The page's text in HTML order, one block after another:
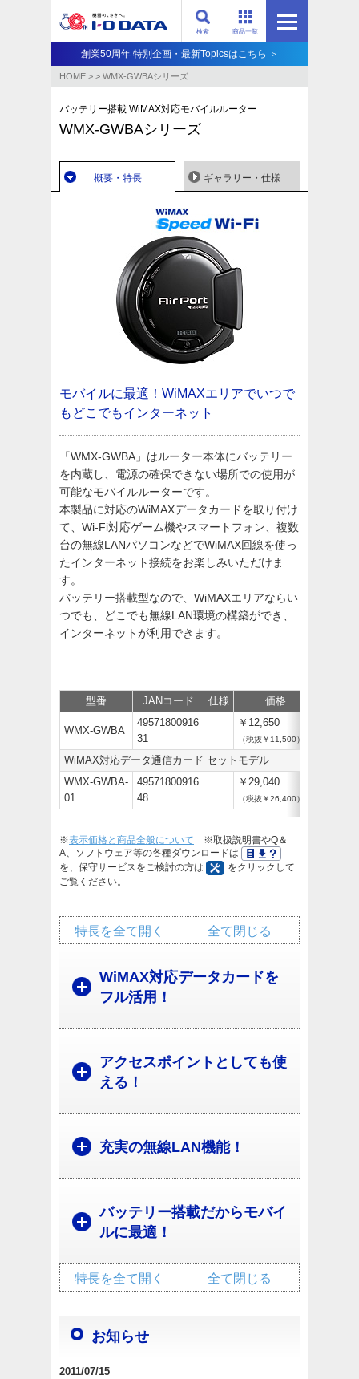
商品一覧
検索
創業50周年 特別企画・最新Topicsはこちら ＞
HOME > > WMX-GWBAシリーズ
バッテリー搭載 WiMAX対応モバイルルーター
WMX-GWBAシリーズ
概要・特長 ギャラリー・仕様
モバイルに最適！WiMAXエリアでいつで
もどこでもインターネット
「WMX-GWBA」はルーター本体にバッテリー
を内蔵し、電源の確保できない場所での使用が
可能なモバイルルーターです。
本製品に対応のWiMAXデータカードを取り付け
て、Wi-Fi対応ゲーム機やスマートフォン、複数
台の無線LANパソコンなどでWiMAX回線を使っ
たインターネット接続をお楽しみいただけま
す。
バッテリー搭載型なので、WiMAXエリアならい
つでも、どこでも無線LAN環境の構築ができ、
インターネットが利用できます。
型番 JANコード 仕様 価格
WMX-GWBA
49571800916
31
￥12,650
（税抜￥11,500）
WiMAX対応データ通信カード セットモデル
WMX-GWBA-
01
49571800916
48
￥29,040
（税抜￥26,400）
※表示価格と商品全般について ※取扱説明書やQ＆
A、ソフトウェア等の各種ダウンロードは
を、保守サービスをご検討の方は
をクリックして
ご覧ください。
全て閉じる
特長を全て開く
WiMAX対応データカードを
フル活用！
アクセスポイントとしても使
える！
充実の無線LAN機能！
バッテリー搭載だからモバイ
ルに最適！
全て閉じる
特長を全て開く
お知らせ
2011/07/15